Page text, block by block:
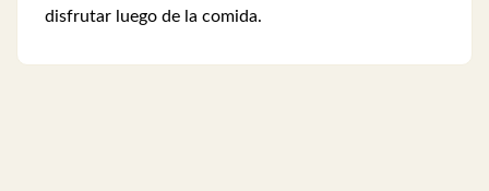
disfrutar luego de la comida.